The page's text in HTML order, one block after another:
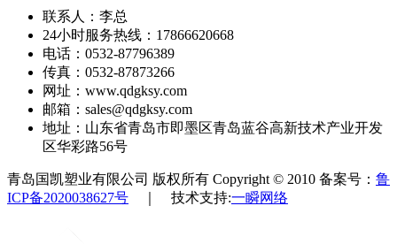
联系人：李总
24小时服务热线：17866620668
电话：0532-87796389
传真：0532-87873266
网址：www.qdgksy.com
邮箱：sales@qdgksy.com
地址：山东省青岛市即墨区青岛蓝谷高新技术产业开发
区华彩路56号
青岛国凯塑业有限公司 版权所有 Copyright © 2010 备案号： 鲁
ICP备2020038627号 ｜ 技术支持:一瞬网络